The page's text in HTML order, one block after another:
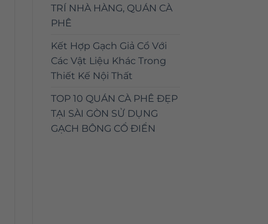
TRÍ NHÀ HÀNG, QUÁN CÀ
PHÊ
Kết Hợp Gạch Giả Cổ Với
Các Vật Liệu Khác Trong
Thiết Kế Nội Thất
TOP 10 QUÁN CÀ PHÊ ĐẸP
TẠI SÀI GÒN SỬ DỤNG
GẠCH BÔNG CỔ ĐIỂN